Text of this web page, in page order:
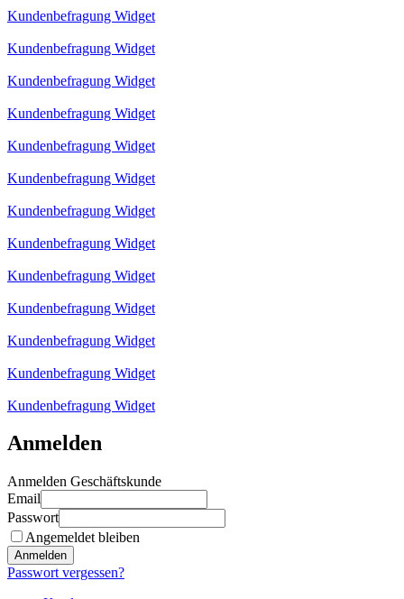
Kundenbefragung Widget
Kundenbefragung Widget
Kundenbefragung Widget
Kundenbefragung Widget
Kundenbefragung Widget
Kundenbefragung Widget
Kundenbefragung Widget
Kundenbefragung Widget
Kundenbefragung Widget
Kundenbefragung Widget
Kundenbefragung Widget
Kundenbefragung Widget
Kundenbefragung Widget
Anmelden
Anmelden Geschäftskunde
Email
Passwort
Angemeldet bleiben
Anmelden
Passwort vergessen?